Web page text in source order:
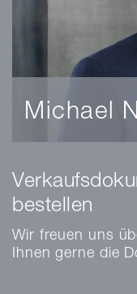
Michael
+41 56 203 50 21
bestellen
Wir freuen uns
Ihnen gerne die